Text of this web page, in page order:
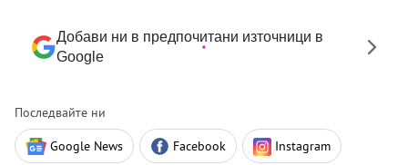
Добави ни в предпочитани източници в
Google
Последвайте ни
Google News Facebook Instagram